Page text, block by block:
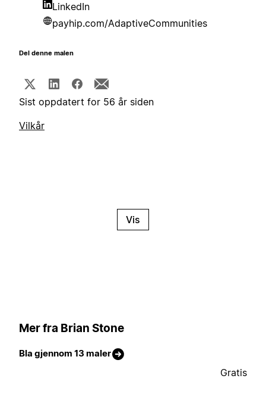
LinkedIn
payhip.com/AdaptiveCommunities
Del denne malen
Sist oppdatert for 56 år siden
Vilkår
Vis
Mer fra Brian Stone
Bla gjennom 13 maler
Gratis